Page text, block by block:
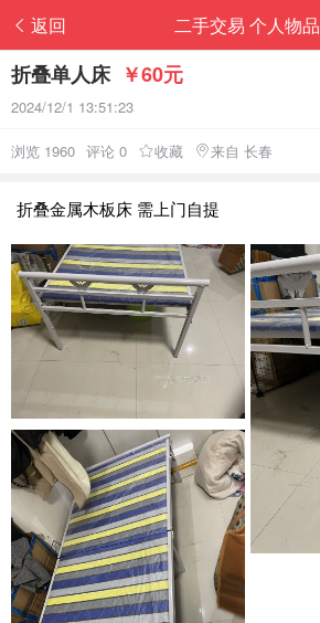
返回 二手交易 个人物品
折叠单人床 ￥60元
2024/12/1 13:51:23
浏览 1960 评论 0 收藏 来自 长春
折叠金属木板床 需上门自提